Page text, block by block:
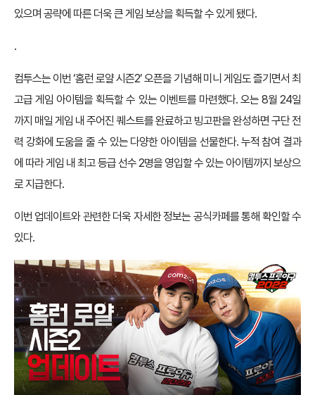
있으며 공략에 따른 더욱 큰 게임 보상을 획득할 수 있게 됐다.
.
컴투스는 이번 ‘홈런 로얄 시즌2’ 오픈을 기념해 미니 게임도 즐기면서 최
고급 게임 아이템을 획득할 수 있는 이벤트를 마련했다. 오는 8월 24일
까지 매일 게임 내 주어진 퀘스트를 완료하고 빙고판을 완성하면 구단 전
력 강화에 도움을 줄 수 있는 다양한 아이템을 선물한다. 누적 참여 결과
에 따라 게임 내 최고 등급 선수 2명을 영입할 수 있는 아이템까지 보상으
로 지급한다.
이번 업데이트와 관련한 더욱 자세한 정보는 공식카페를 통해 확인할 수
있다.